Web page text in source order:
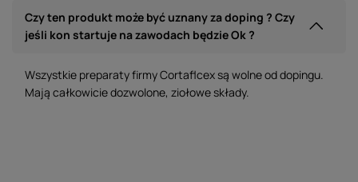
Czy ten produkt może być uznany za doping ? Czy
jeśli kon startuje na zawodach będzie Ok ?
Wszystkie preparaty firmy Cortaflcex są wolne od dopingu.
Mają całkowicie dozwolone, ziołowe składy.